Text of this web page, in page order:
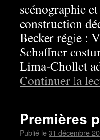
scénographie
construction
Becker régie :
Schaffner
Lima-Chollet
Continuer la
Premières
Publié le31 décembre